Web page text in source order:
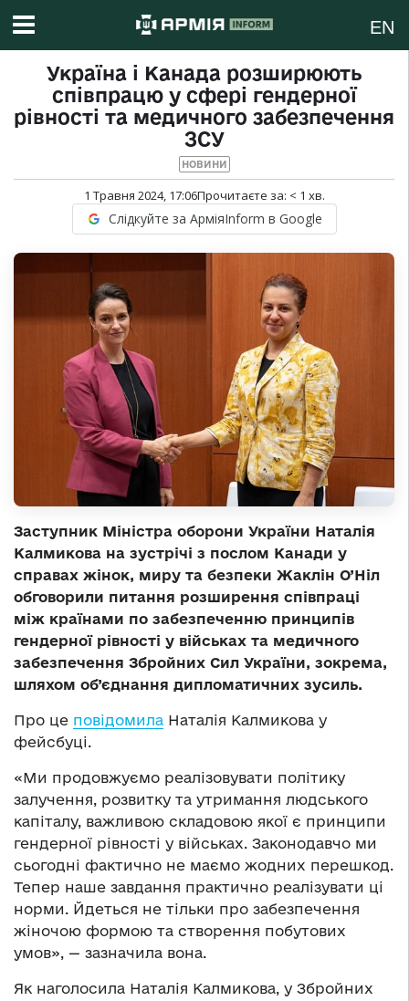
EN
Україна і Канада розширюють
співпрацю у сфері гендерної
рівності та медичного забезпечення
ЗСУ
НОВИНИ
1 Травня 2024, 17:06Прочитаєте за: < 1 хв.
Слідкуйте за АрміяInform в Google
Заступник Міністра оборони України Наталія
Калмикова на зустрічі з послом Канади у
справах жінок, миру та безпеки Жаклін О’Ніл
обговорили питання розширення співпраці
між країнами по забезпеченню принципів
гендерної рівності у військах та медичного
забезпечення Збройних Сил України, зокрема,
шляхом об’єднання дипломатичних зусиль.
Про це повідомила Наталія Калмикова у
фейсбуці.
«Ми продовжуємо реалізовувати політику
залучення, розвитку та утримання людського
капіталу, важливою складовою якої є принципи
гендерної рівності у військах. Законодавчо ми
сьогодні фактично не маємо жодних перешкод.
Тепер наше завдання практично реалізувати ці
норми. Йдеться не тільки про забезпечення
жіночою формою та створення побутових
умов», — зазначила вона.
Як наголосила Наталія Калмикова, у Збройних